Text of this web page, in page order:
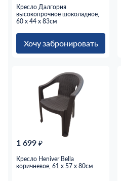
Кресло Далгория
высокопрочное шоколадное,
60 x 44 x 83см
Хочу забронировать
1 699 ₽
Кресло Heniver Bella
коричневое, 61 x 57 x 80см